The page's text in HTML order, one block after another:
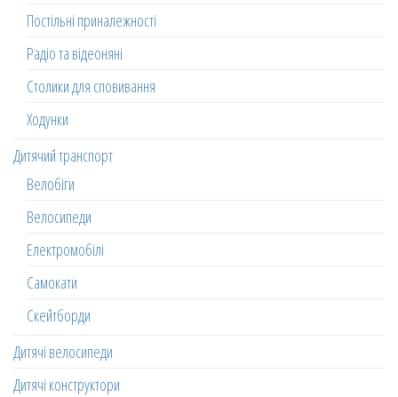
Постільні приналежності
Радіо та відеоняні
Столики для сповивання
Ходунки
Дитячий транспорт
Велобіги
Велосипеди
Електромобілі
Самокати
Скейтборди
Дитячі велосипеди
Дитячі конструктори